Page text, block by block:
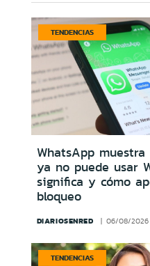
TENDENCIAS
WhatsApp muestra
ya no puede usar
significa y cómo
bloqueo
DIARIOSENRED 06/08/2026
TENDENCIAS